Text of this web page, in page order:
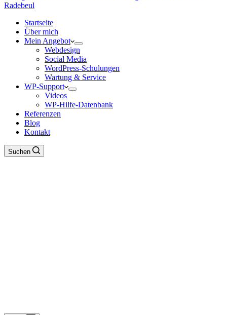
Startseite
Über mich
Mein Angebot
Webdesign
Social Media
WordPress-Schulungen
Wartung & Service
WP-Support
Videos
WP-Hilfe-Datenbank
Referenzen
Blog
Kontakt
Suchen